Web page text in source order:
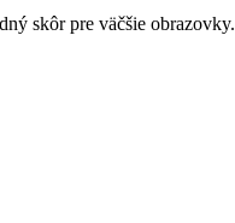
skôr pre väčšie obrazovky.